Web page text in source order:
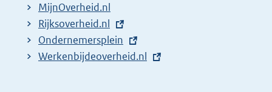
MijnOverheid.nl
E
x
t
Rijksoverheid.nl
E
x
Ondernemersplein
E
Werkenbijdeoverheid.nl